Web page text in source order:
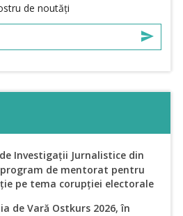
de noutăți
Investigații Jurnalistice din
de mentorat pentru
pe tema corupției electorale
de Vară Ostkurs 2026, în